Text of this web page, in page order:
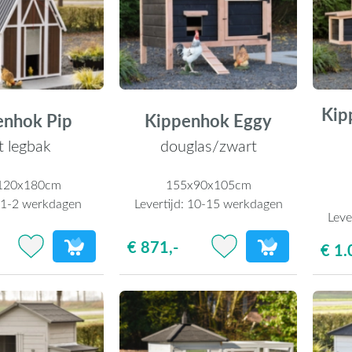
Pip
legbak
1-2 werkdagen
Kippenhok Eggy
douglas/zwart
155x90x105cm
Levertijd: 10-15 werkdagen
€ 871,- €